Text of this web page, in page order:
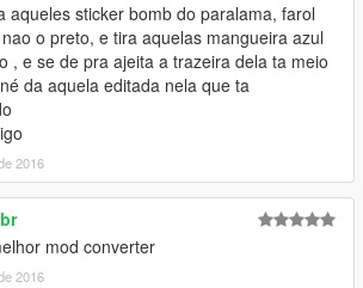
aqueles sticker bomb do paralama, farol
o preto, e tira aquelas mangueira azul
, e se de pra ajeita a trazeira dela ta meio
da aquela editada nela que ta
2016
mod converter
2016